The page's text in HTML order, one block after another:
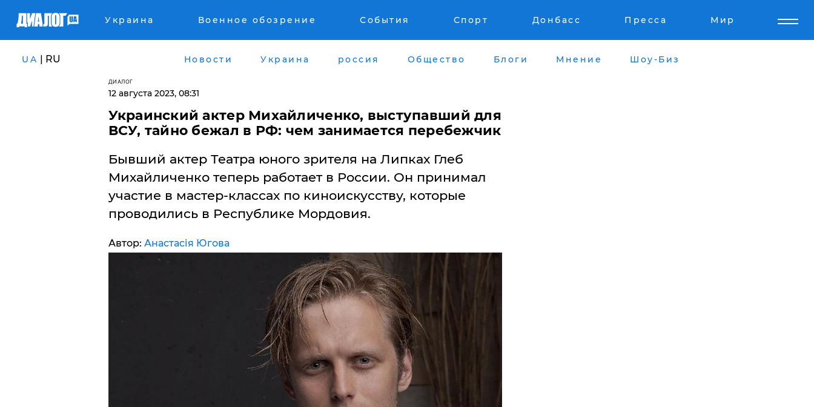
Украина Военное обозрение События Спорт Донбасс Пресса Мир
UA | RU Новости Украина россия Общество Блоги Мнение Шоу-Биз
ДИАЛОГ
12 августа 2023, 08:31
Украинский актер Михайличенко, выступавший для
ВСУ, тайно бежал в РФ: чем занимается перебежчик
Бывший актер Театра юного зрителя на Липках Глеб
Михайличенко теперь работает в России. Он принимал
участие в мастер-классах по киноискусству, которые
проводились в Республике Мордовия.
Автор: Анастасія Югова